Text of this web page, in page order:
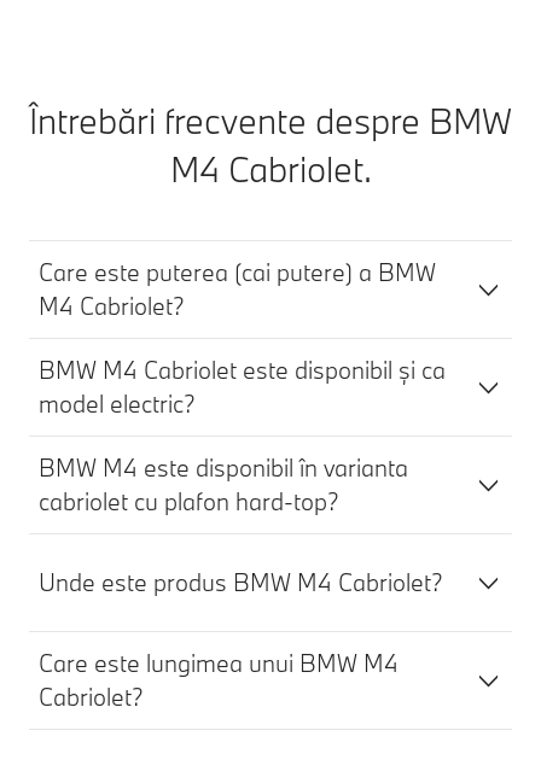
Întrebări frecvente despre BMW
M4 Cabriolet.
Care este puterea (cai putere) a BMW
M4 Cabriolet?
BMW M4 Cabriolet este disponibil și ca
model electric?
BMW M4 este disponibil în varianta
cabriolet cu plafon hard-top?
Unde este produs BMW M4 Cabriolet?
Care este lungimea unui BMW M4
Cabriolet?